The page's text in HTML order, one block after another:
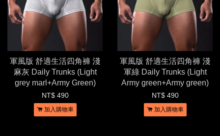
軍風版 舒適生活四角褲 淺
麻灰 Daily Trunks (Light
grey marl+Army Green)
NT$ 490
加入購物車
軍風版 舒適生活四角褲 淺
軍綠 Daily Trunks (Light
Army green+Army green)
NT$ 490
加入購物車